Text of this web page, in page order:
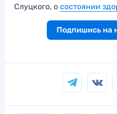
Слуцкого, о состоянии
Подпишись на